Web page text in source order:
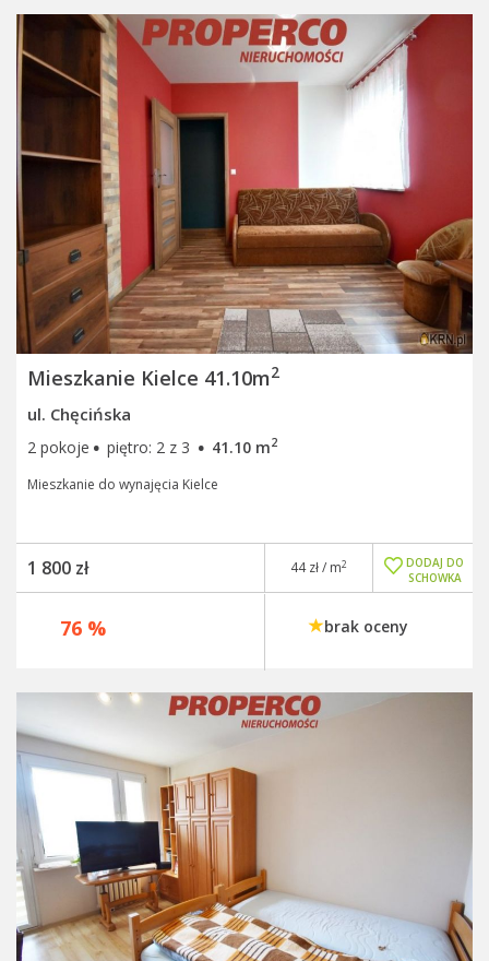
Mieszkanie Kielce 41.10m2
ul. Chęcińska
2 pokoje · piętro: 2 z 3 · 41.10 m2
Mieszkanie do wynajęcia Kielce
1 800 zł
DODAJ DO
SCHOWKA
44 zł / m2
76 % brak oceny